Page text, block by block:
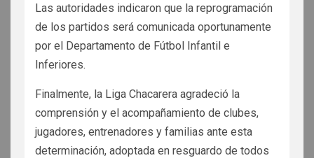
Las autoridades indicaron que la reprogramación
de los partidos será comunicada oportunamente
por el Departamento de Fútbol Infantil e
Inferiores.
Finalmente, la Liga Chacarera agradeció la
comprensión y el acompañamiento de clubes,
jugadores, entrenadores y familias ante esta
determinación, adoptada en resguardo de todos